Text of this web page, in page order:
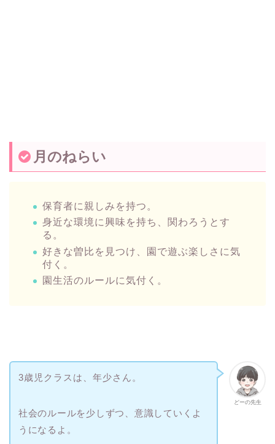
月のねらい
保育者に親しみを持つ。
身近な環境に興味を持ち、関わろうとす
る。
好きな曽比を見つけ、園で遊ぶ楽しさに気
付く。
園生活のルールに気付く。
どーの先生
3歳児クラスは、年少さん。
社会のルールを少しずつ、意識していくよ
うになるよ。